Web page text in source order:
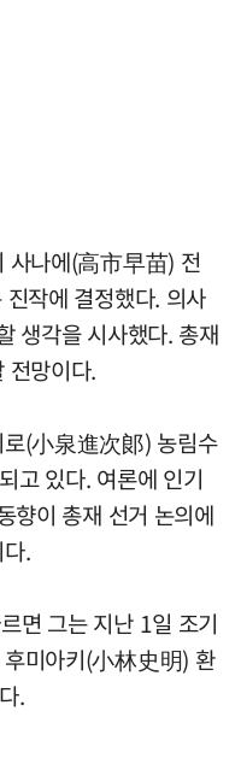
사나에(高市早苗) 전
작에 결정했다. 의사
생각을 시사했다. 총재
전망이다.
로(小泉進次郞) 농림수
고 있다. 여론에 인기
향이 총재 선거 논의에
.
면 그는 지난 1일 조기
후미아키(小林史明) 환
.